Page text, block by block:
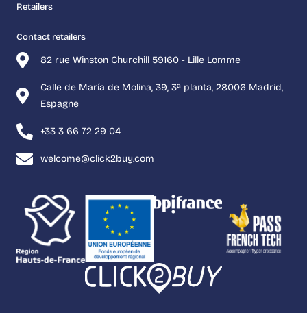
82 rue Winston Churchill 59160 - Lille Lomme
Calle de María de Molina, 39, 3ª planta, 28006 Madrid,
Espagne
+33 3 66 72 29 04
welcome@click2buy.com
Retailers
Contact retailers